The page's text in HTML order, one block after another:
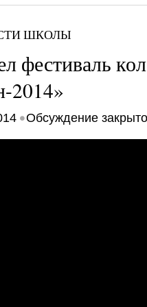
ШКОЛЫ
фестиваль
2014»
•Обсуждение закрыто